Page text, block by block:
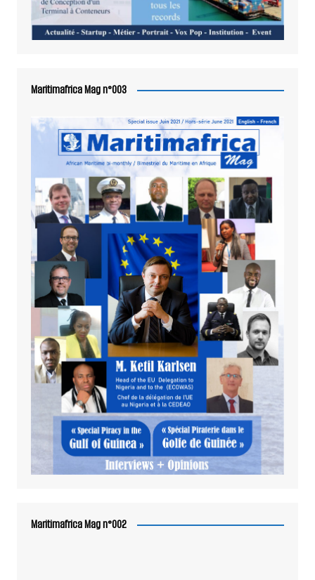
Maritimafrica Mag n°003
Maritimafrica Mag n°002